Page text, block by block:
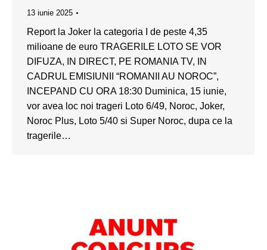
13 iunie 2025
Report la Joker la categoria I de peste 4,35
milioane de euro TRAGERILE LOTO SE VOR
DIFUZA, IN DIRECT, PE ROMANIA TV, IN
CADRUL EMISIUNII “ROMANII AU NOROC”,
INCEPAND CU ORA 18:30 Duminica, 15 iunie,
vor avea loc noi trageri Loto 6/49, Noroc, Joker,
Noroc Plus, Loto 5/40 si Super Noroc, dupa ce la
tragerile…